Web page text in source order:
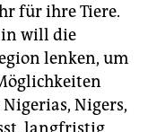
für ihre Tiere.
will die
lenken, um
Nigerias, Nigers,